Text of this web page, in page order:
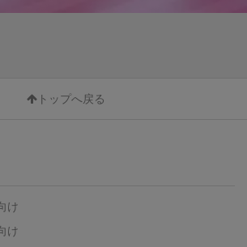
トップへ戻る
け
け